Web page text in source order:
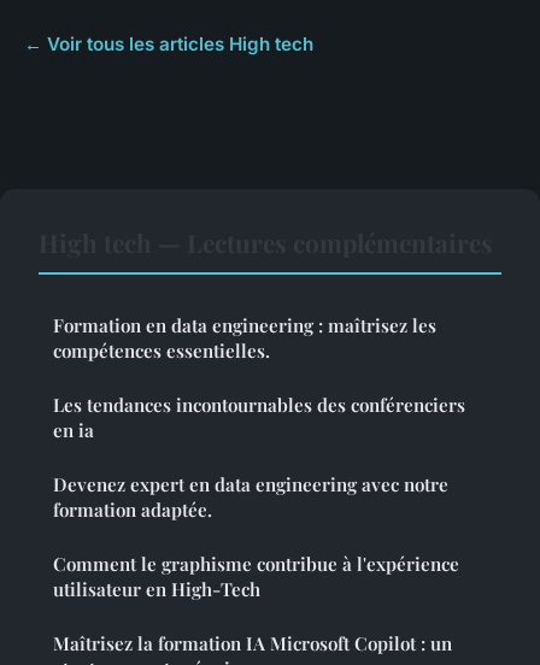
← Voir tous les articles High tech
Formation en data engineering : maîtrisez les
compétences essentielles.
Les tendances incontournables des conférenciers
en ia
Devenez expert en data engineering avec notre
formation adaptée.
Comment le graphisme contribue à l'expérience
utilisateur en High-Tech
Maîtrisez la formation IA Microsoft Copilot : un